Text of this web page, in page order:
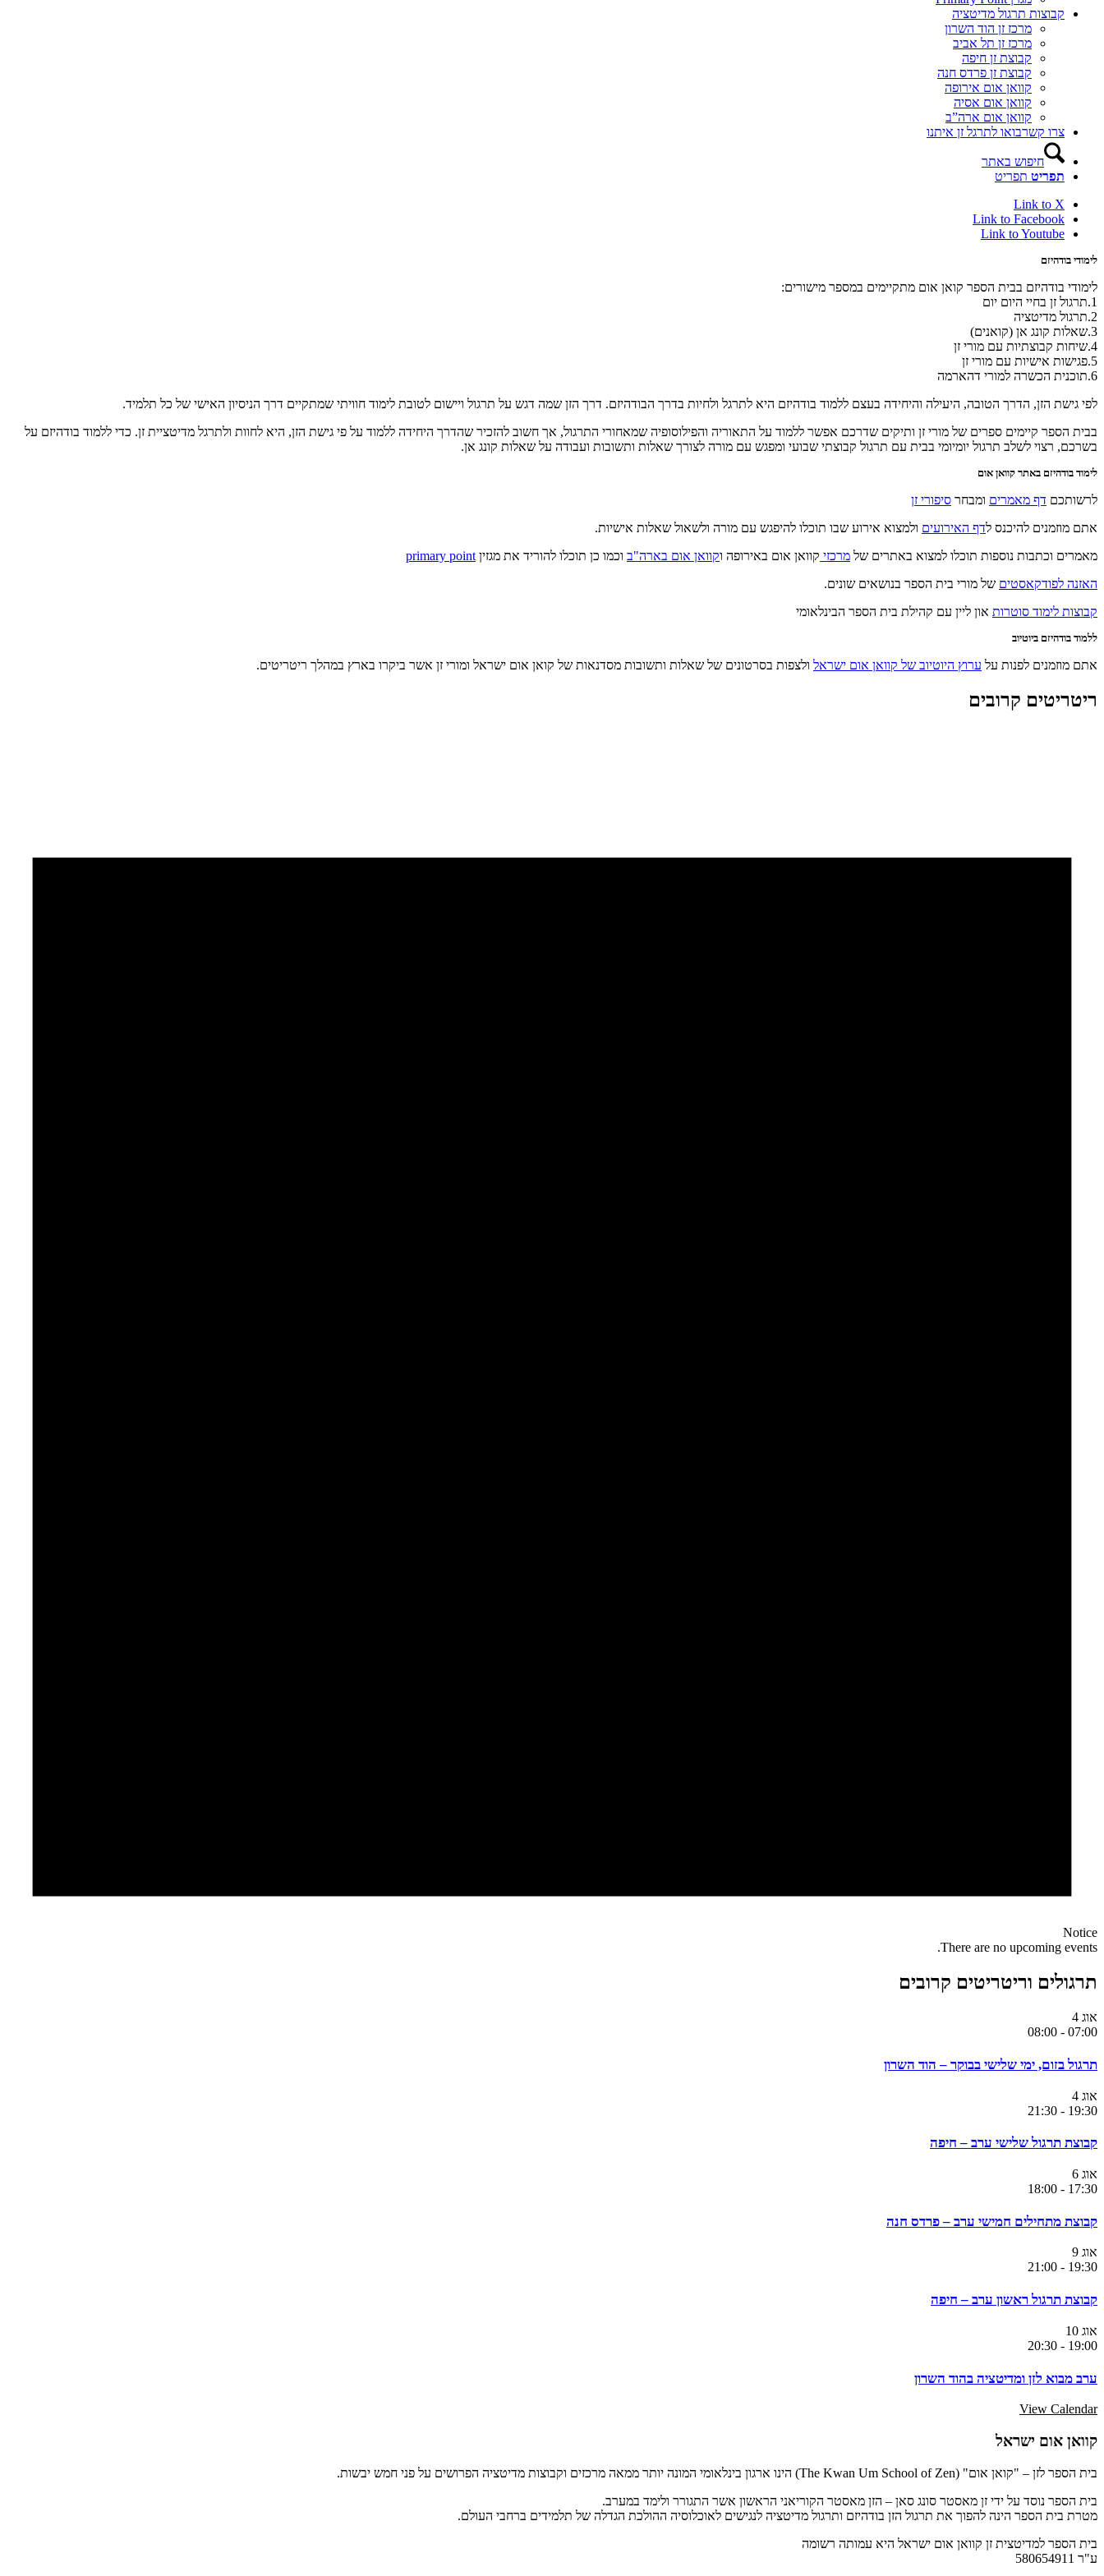
קבוצות תרגול מדיטציה
מרכז זן הוד השרון
מרכז זן תל אביב
קבוצת זן חיפה
קבוצת זן פרדס חנה
קוואן אום אירופה
קוואן אום אסיה
קוואן אום ארה”ב
צרו קשרבואו לתרגל זן איתנו
חיפוש באתר
תפריט תפריט
Link to X
Link to Facebook
Link to Youtube
לימודי בודהיזם
לימודי בודהיזם בבית הספר קואן אום מתקיימים במספר מישורים:
1.תרגול זן בחיי היום יום
2.תרגול מדיטציה
3.שאלות קונג אן (קואנים)
4.שיחות קבוצתיות עם מורי זן
5.פגישות אישיות עם מורי זן
6.תוכנית הכשרה למורי דהארמה
לפי גישת הזן, הדרך הטובה, היעילה והיחידה בעצם ללמוד בודהיזם היא לתרגל ולחיות בדרך הבודהיזם. דרך הזן שמה דגש על תרגול ויישום לטובת לימוד חוויתי שמתקיים דרך הניסיון האישי של כל תלמיד.
בבית הספר קיימים ספרים של מורי זן ותיקים שדרכם אפשר ללמוד על התאוריה והפילוסופיה שמאחורי התרגול, אך חשוב להזכיר שהדרך היחידה ללמוד על פי גישת הזן, היא לחוות ולתרגל מדיטציית זן. כדי ללמוד בודהיזם על
בשרכם, רצוי לשלב תרגול יומיומי בבית עם תרגול קבוצתי שבועי ומפגש עם מורה לצורך שאלות ותשובות ועבודה על שאלות קונג אן.
לימוד בודהיזם באתר קוואן אום
לרשותכם דף מאמרים ומבחר סיפורי זן
אתם מוזמנים להיכנס לדף האירועים ולמצוא אירוע שבו תוכלו להיפגש עם מורה ולשאול שאלות אישיות.
מאמרים וכתבות נוספות תוכלו למצוא באתרים של מרכזי קוואן אום באירופה וקוואן אום בארה"ב וכמו כן תוכלו להוריד את מגזין primary point
האזנה לפודקאסטים של מורי בית הספר בנושאים שונים.
קבוצות לימוד סוטרות און ליין עם קהילת בית הספר הבינלאומי
ללמוד בודהיזם ביוטיוב
אתם מוזמנים לפנות על ערוץ היוטיוב של קוואן אום ישראל ולצפות בסרטונים של שאלות ותשובות מסדנאות של קואן אום ישראל ומורי זן אשר ביקרו בארץ במהלך ריטריטים.
ריטריטים קרובים
Notice
There are no upcoming events.
תרגולים וריטריטים קרובים
אוג 4
07:00
-
08:00
תרגול בזום, ימי שלישי בבוקר – הוד השרון
אוג 4
19:30
-
21:30
קבוצת תרגול שלישי ערב – חיפה
אוג 6
17:30
-
18:00
קבוצת מתחילים חמישי ערב – פרדס חנה
אוג 9
19:30
-
21:00
קבוצת תרגול ראשון ערב – חיפה
אוג 10
19:00
-
20:30
ערב מבוא לזן ומדיטציה בהוד השרון
View Calendar
קוואן אום ישראל
בית הספר לזן – "קואן אום" (The Kwan Um School of Zen) הינו ארגון בינלאומי המונה יותר ממאה מרכזים וקבוצות מדיטציה הפרושים על פני חמש יבשות.
בית הספר נוסד על ידי זן מאסטר סונג סאן – הזן מאסטר הקוריאני הראשון אשר התגורר ולימד במערב.
מטרת בית הספר הינה להפוך את תרגול הזן בודהיזם ותרגול מדיטציה לנגישים לאוכלוסיה ההולכת הגדלה של תלמידים ברחבי העולם.
בית הספר למדיטצית זן קוואן אום ישראל היא עמותה רשומה
ע"ר 580654911